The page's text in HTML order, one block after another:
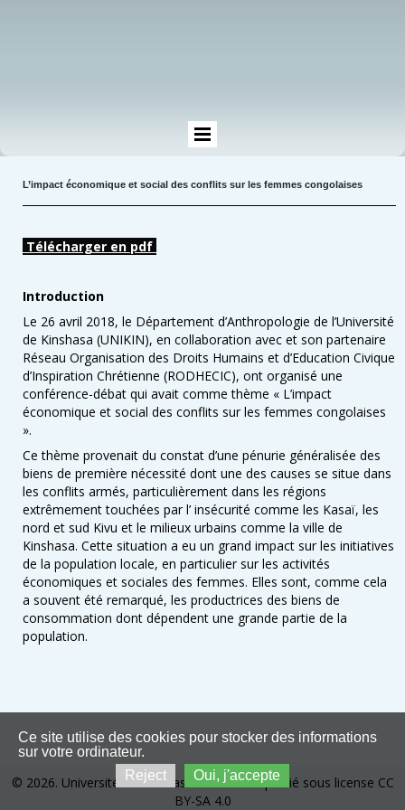
L’impact économique et social des conflits sur les femmes congolaises
Télécharger en pdf
Introduction
Le 26 avril 2018, le Département d’Anthropologie de l’Université
de Kinshasa (UNIKIN), en collaboration avec et son partenaire
Réseau Organisation des Droits Humains et d’Education Civique
d’Inspiration Chrétienne (RODHECIC), ont organisé une
conférence-débat qui avait comme thème « L’impact
économique et social des conflits sur les femmes congolaises
».
Ce thème provenait du constat d’une pénurie généralisée des
biens de première nécessité dont une des causes se situe dans
les conflits armés, particulièrement dans les régions
extrêmement touchées par l’ insécurité comme les Kasaï, les
nord et sud Kivu et le milieux urbains comme la ville de
Kinshasa. Cette situation a eu un grand impact sur les initiatives
de la population locale, en particulier sur les activités
économiques et sociales des femmes. Elles sont, comme cela
a souvent été remarqué, les productrices des biens de
consommation dont dépendent une grande partie de la
population.
© 2026. Université de Kinshasa. Ce site est publié sous license CC
BY-SA 4.0
Ce site utilise des cookies pour stocker des informations
sur votre ordinateur.
Reject
Oui, j'accepte